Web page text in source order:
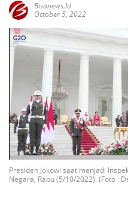
Bisanews.id
October 5, 2022
Presiden Jokowi saat menjadi
Negara, Rabu (5/10/2022). (Foto :